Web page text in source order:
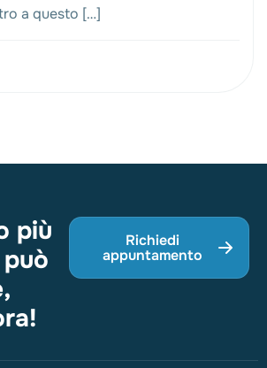
a questo […]
più
Richiedi
appuntamento